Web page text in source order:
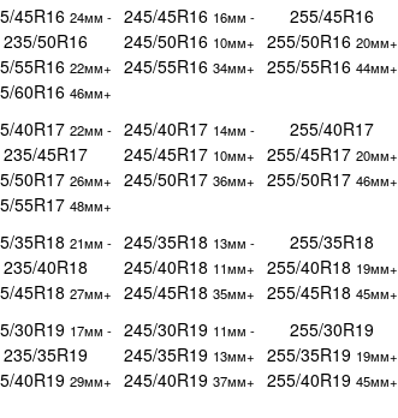
45R16 24мм -
235/50R16
55R16 22мм+
60R16 46мм+
245/45R16 16мм -
245/50R16 10мм+
245/55R16 34мм+
255/45R16
255/50R16 20мм+
255/55R16 44мм+
40R17 22мм -
235/45R17
50R17 26мм+
55R17 48мм+
245/40R17 14мм -
245/45R17 10мм+
245/50R17 36мм+
255/40R17
255/45R17 20мм+
255/50R17 46мм+
35R18 21мм -
235/40R18
45R18 27мм+
245/35R18 13мм -
245/40R18 11мм+
245/45R18 35мм+
255/35R18
255/40R18 19мм+
255/45R18 45мм+
30R19 17мм -
235/35R19
40R19 29мм+
245/30R19 11мм -
245/35R19 13мм+
245/40R19 37мм+
255/30R19
255/35R19 19мм+
255/40R19 45мм+